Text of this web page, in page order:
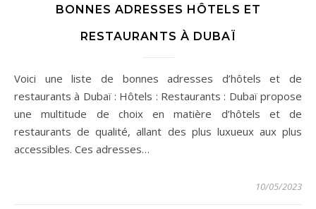
BONNES ADRESSES HÔTELS ET
RESTAURANTS À DUBAÏ
Voici une liste de bonnes adresses d’hôtels et de
restaurants à Dubaï : Hôtels : Restaurants : Dubaï propose
une multitude de choix en matière d’hôtels et de
restaurants de qualité, allant des plus luxueux aux plus
accessibles. Ces adresses…
10/05/2023